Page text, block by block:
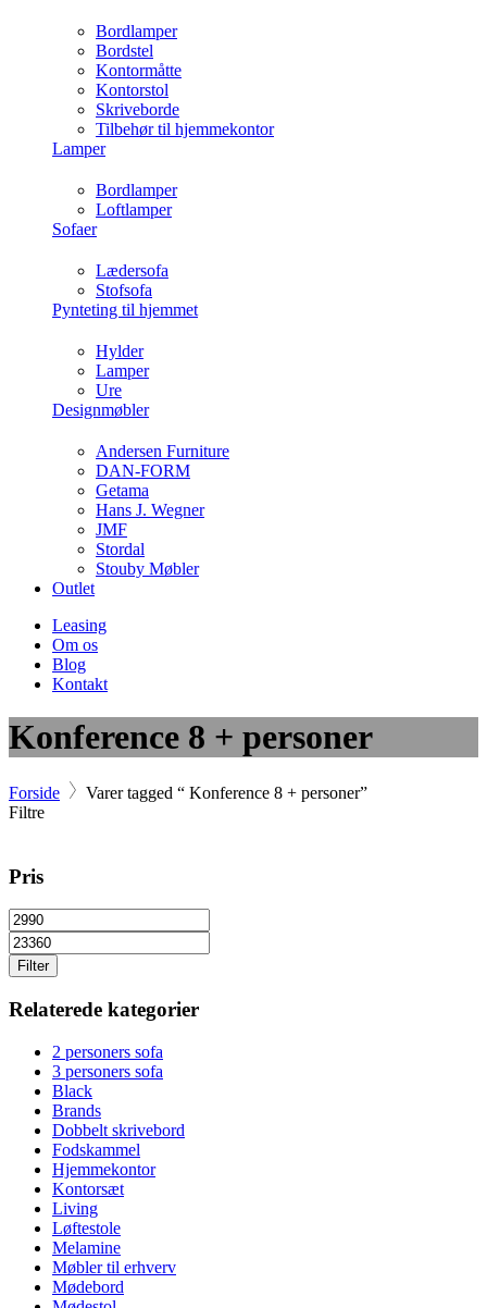
Bordlamper
Bordstel
Kontormåtte
Kontorstol
Skriveborde
Tilbehør til hjemmekontor
Lamper
Bordlamper
Loftlamper
Sofaer
Lædersofa
Stofsofa
Pynteting til hjemmet
Hylder
Lamper
Ure
Designmøbler
Andersen Furniture
DAN-FORM
Getama
Hans J. Wegner
JMF
Stordal
Stouby Møbler
Outlet
Leasing
Om os
Blog
Kontakt
Konference 8 + personer
Forside
Varer tagged “ Konference 8 + personer”
Filtre
Pris
Filter
Relaterede kategorier
2 personers sofa
3 personers sofa
Black
Brands
Dobbelt skrivebord
Fodskammel
Hjemmekontor
Kontorsæt
Living
Løftestole
Melamine
Møbler til erhverv
Mødebord